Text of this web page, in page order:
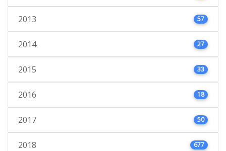
2013 57
2014 27
2015 33
2016 18
2017 50
2018 677